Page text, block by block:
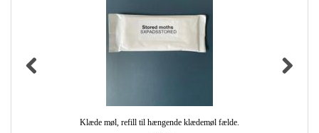
Klæde møl, refill til hængende klædemøl fælde.